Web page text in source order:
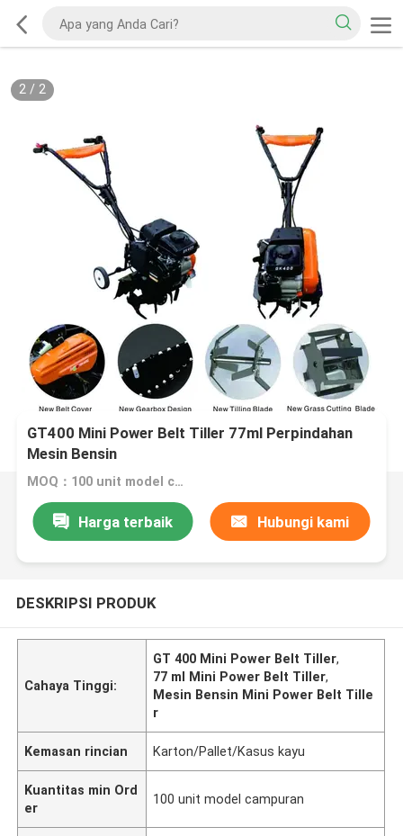
2/ 2
GT400 Mini Power Belt Tiller 77ml Perpindahan
Mesin Bensin
MOQ：100 unit model campuran
Harga terbaik Hubungi kami
DESKRIPSI PRODUK
Cahaya Tinggi:
GT 400 Mini Power Belt Tiller,
77 ml Mini Power Belt Tiller,
Mesin Bensin Mini Power Belt Tille
r
Kemasan rincian Karton/Pallet/Kasus kayu
Kuantitas min Ord
er
100 unit model campuran